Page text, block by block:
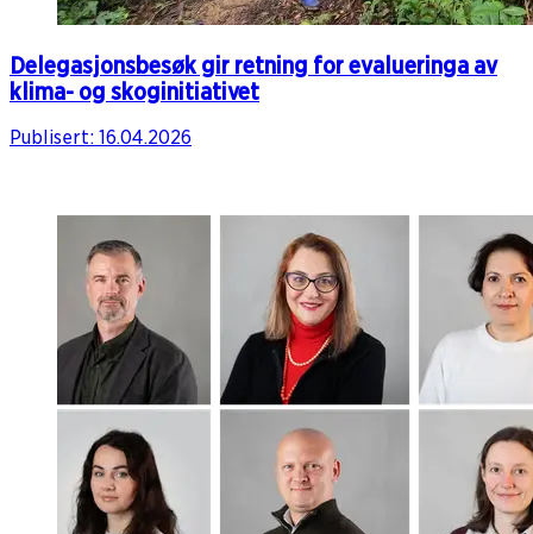
Delegasjonsbesøk gir retning for evalueringa av
klima- og skoginitiativet
Publisert: 16.04.2026